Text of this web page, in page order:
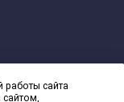
данных
работы сайта